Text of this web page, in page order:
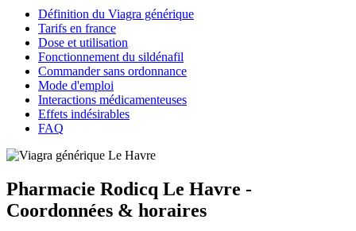
Définition du Viagra générique
Tarifs en france
Dose et utilisation
Fonctionnement du sildénafil
Commander sans ordonnance
Mode d'emploi
Interactions médicamenteuses
Effets indésirables
FAQ
Pharmacie Rodicq Le Havre -
Coordonnées & horaires